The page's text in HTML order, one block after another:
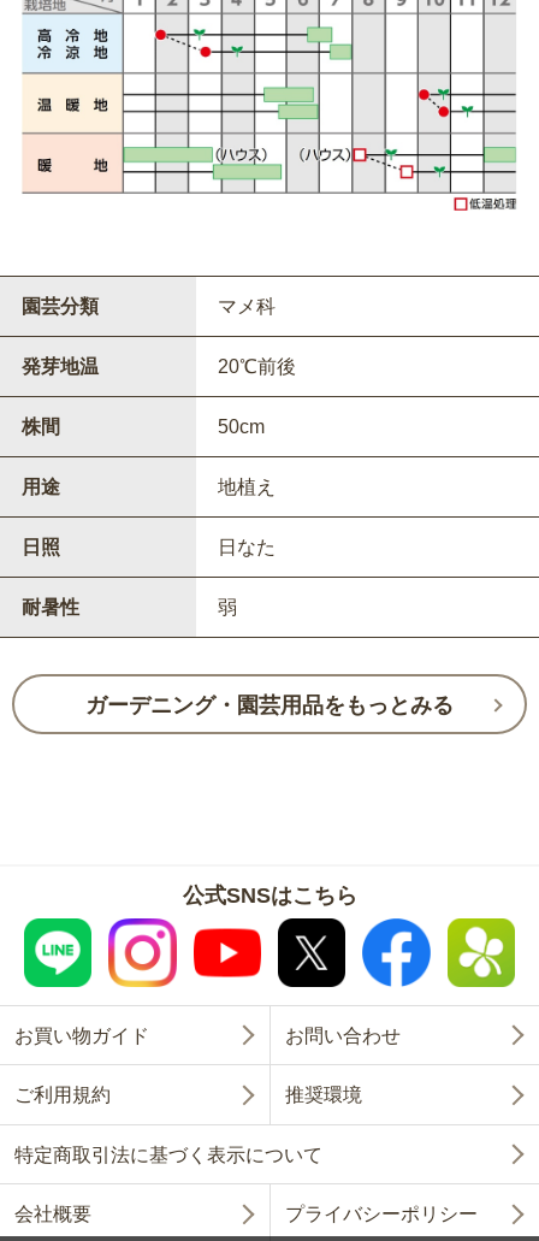
園芸分類 マメ科
発芽地温 20℃前後
株間 50cm
用途 地植え
日照 日なた
耐暑性 弱
ガーデニング・園芸用品をもっとみる
公式SNSはこちら
お買い物ガイド お問い合わせ
ご利用規約 推奨環境
特定商取引法に基づく表示について
会社概要 プライバシーポリシー